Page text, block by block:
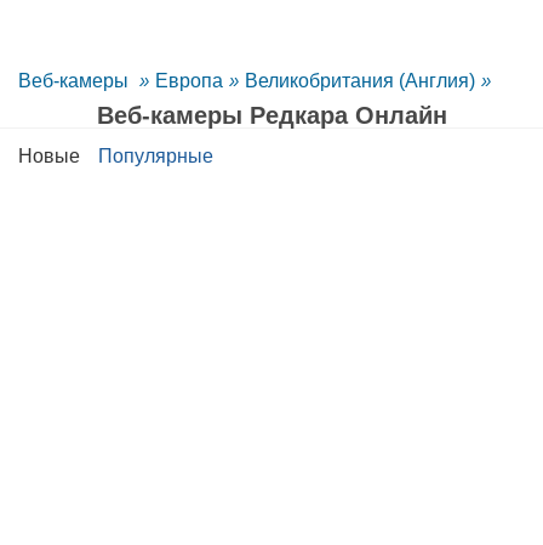
Веб-камеры » Европа » Великобритания (Англия) »
Веб-камеры Редкара Oнлайн
Новые Популярные